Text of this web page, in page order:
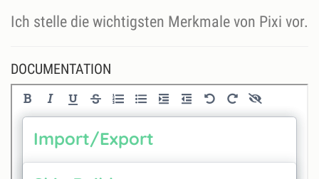
Ich stelle die wichtigsten Merkmale von Pixi vor.
DOCUMENTATION